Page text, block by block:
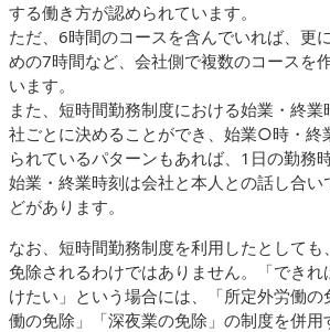
する働き方が認められています。
ただ、6時間のコースを含んでいれば、更
めの7時間など、会社側で複数のコースを
います。
また、短時間勤務制度における始業・終
社ごとに決めることができ、始業○時・
られているパターンもあれば、1日の勤務
始業・終業時刻は会社と本人との話し合い
どがあります。
なお、短時間勤務制度を利用したとして
免除されるわけではありません。「できれ
けたい」という場合には、「所定外労働
働の免除」「深夜業の免除」の制度を併